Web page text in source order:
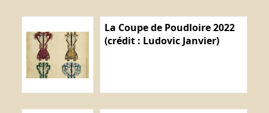
La Coupe de Poudloire 2022
(crédit : Ludovic Janvier)